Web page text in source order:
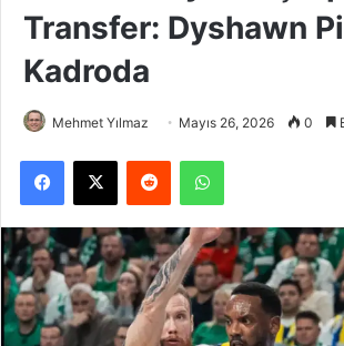
Transfer: Dyshawn
Kadroda
Mehmet Yılmaz Mayıs 26, 2026 0
Facebook
X Reddit WhatsApp